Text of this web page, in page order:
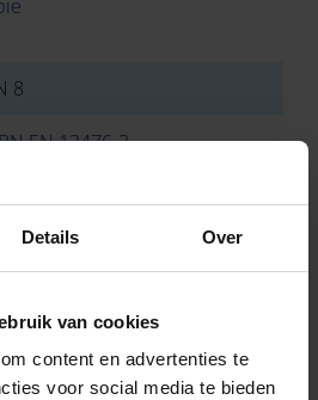
Details Over
van cookies
content en advertenties te
voor social media te bieden
8
EN 13476-3